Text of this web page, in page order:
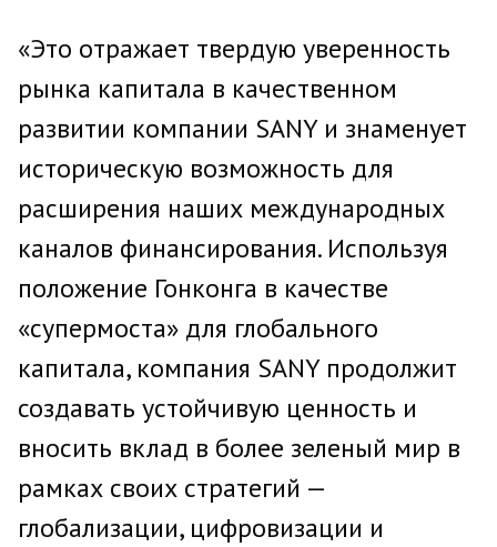
«Это отражает твердую уверенность
рынка капитала в качественном
развитии компании SANY и знаменует
историческую возможность для
расширения наших международных
каналов финансирования. Используя
положение Гонконга в качестве
«супермоста» для глобального
капитала, компания SANY продолжит
создавать устойчивую ценность и
вносить вклад в более зеленый мир в
рамках своих стратегий —
глобализации, цифровизации и